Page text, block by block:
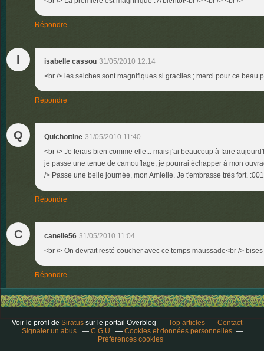
Répondre
I isabelle cassou 31/05/2010 12:14
<br /> les seiches sont magnifiques si graciles ; merci pour ce beau
Répondre
Q Quichottine 31/05/2010 11:40
<br /> Je ferais bien comme elle... mais j'ai beaucoup à faire
je passe une tenue de camouflage, je pourrai échapper à mon
/> Passe une belle journée, mon Amielle. Je t'embrasse très fort.
Répondre
C canelle56 31/05/2010 11:04
<br /> On devrait resté coucher avec ce temps maussade<br />
Répondre
Voir le profil de Siratussur le portail Overblog Top articles
Contact
Signaler un abus
C.G.U.
Cookies et données personnelles
Préférences cookies